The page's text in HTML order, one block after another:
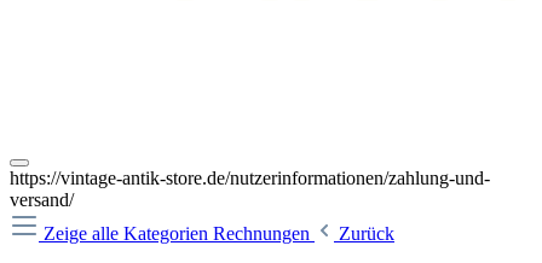
https://vintage-antik-store.de/nutzerinformationen/zahlung-und-
versand/
Zeige alle Kategorien Rechnungen
Zurück